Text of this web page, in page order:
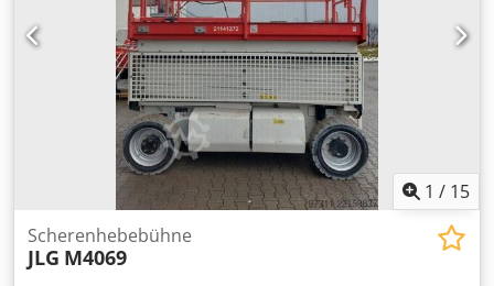
1 / 15
Scherenhebebühne
JLG M4069